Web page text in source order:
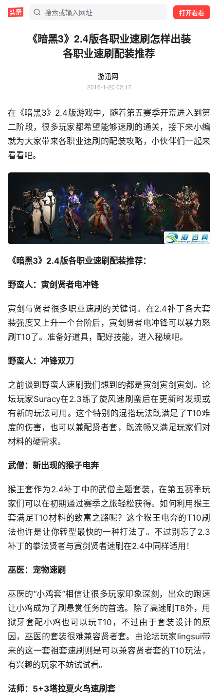
打开看看
《暗黑3》2.4版各职业速刷怎样出装
各职业速刷配装推荐
游迅网
2016-1-20 02:17
在《暗黑3》2.4版游戏中，随着第五赛季开荒进入到第
二阶段，很多玩家都希望能够速刷的通关，接下来小编
就为大家带来各职业速刷的配装攻略，小伙伴们一起来
看看吧。
《暗黑3》2.4版各职业速刷配装推荐：
野蛮人：寅剑贤者电冲锋
寅剑与贤者很多职业速刷的关键词。在2.4补丁各大套
装强度又上升一个台阶后，寅剑贤者电冲锋可以暴力怒
刷T10了。准备好道具，配好技能，进入秘境吧。
野蛮人：冲锋双刀
之前谈到野蛮人速刷我们想到的都是寅剑寅剑寅剑。论
坛玩家Suracy在2.3练了旋风速刷蛮后在更新时发现或
有新的玩法可用。这个特别的混搭玩法既满足了T10难
度的伤害，也可以兼配贤者套，既流畅又满足玩家们对
材料的硬需求。
武僧：新出现的猴子电奔
猴王套作为2.4补丁中的武僧主题套装，在第五赛季玩
家们可以在初期通过赛季之旅轻松获得。如何利用猴王
套满足T10材料的致富之路呢？这个猴王电奔的T10刷
法也许是让你转型最快的一种打法了。不过别忘了2.3
补丁的拳法贤者与寅剑贤者速刷在2.4中同样适用！
巫医：宠物速刷
巫医的“小鸡套”相信让很多玩家印象深刻，出众的跑速
让小鸡成为了刷悬赏任务的首选。除了高速刷T8外，用
狱牙套配小鸡也可以玩T10，不过由于套装设计的原
因，巫医的套装很难兼容贤者套。由论坛玩家lingsui带
来的这一套祖套速刷则是可以兼容贤者套的T10玩法，
有兴趣的玩家不妨试试看。
法师：5+3塔拉夏火鸟速刷套